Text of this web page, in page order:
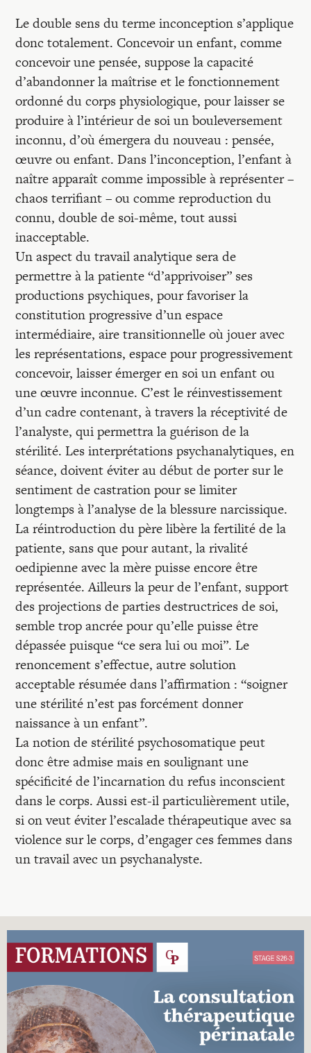
Le double sens du terme inconception s’applique
donc totalement. Concevoir un enfant, comme
concevoir une pensée, suppose la capacité
d’abandonner la maîtrise et le fonctionnement
ordonné du corps physiologique, pour laisser se
produire à l’intérieur de soi un bouleversement
inconnu, d’où émergera du nouveau : pensée,
œuvre ou enfant. Dans l’inconception, l’enfant à
naître apparaît comme impossible à représenter –
chaos terrifiant – ou comme reproduction du
connu, double de soi-même, tout aussi
inacceptable.
Un aspect du travail analytique sera de
permettre à la patiente “d’apprivoiser” ses
productions psychiques, pour favoriser la
constitution progressive d’un espace
intermédiaire, aire transitionnelle où jouer avec
les représentations, espace pour progressivement
concevoir, laisser émerger en soi un enfant ou
une œuvre inconnue. C’est le réinvestissement
d’un cadre contenant, à travers la réceptivité de
l’analyste, qui permettra la guérison de la
stérilité. Les interprétations psychanalytiques, en
séance, doivent éviter au début de porter sur le
sentiment de castration pour se limiter
longtemps à l’analyse de la blessure narcissique.
La réintroduction du père libère la fertilité de la
patiente, sans que pour autant, la rivalité
oedipienne avec la mère puisse encore être
représentée. Ailleurs la peur de l’enfant, support
des projections de parties destructrices de soi,
semble trop ancrée pour qu’elle puisse être
dépassée puisque “ce sera lui ou moi”. Le
renoncement s’effectue, autre solution
acceptable résumée dans l’affirmation : “soigner
une stérilité n’est pas forcément donner
naissance à un enfant”.
La notion de stérilité psychosomatique peut
donc être admise mais en soulignant une
spécificité de l’incarnation du refus inconscient
dans le corps. Aussi est-il particulièrement utile,
si on veut éviter l’escalade thérapeutique avec sa
violence sur le corps, d’engager ces femmes dans
un travail avec un psychanalyste.